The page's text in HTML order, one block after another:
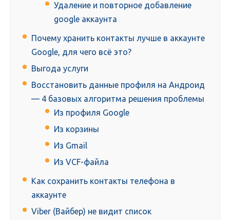
Удаление и повторное добавление
google аккаунта
Почему хранить контакты лучше в аккаунте
Google, для чего всё это?
Выгода услуги
Восстановить данные профиля на Андроид
— 4 базовых алгоритма решения проблемы
Из профиля Google
Из корзины
Из Gmail
Из VCF-файла
Как сохранить контакты телефона в
аккаунте
Viber (Вайбер) не видит список